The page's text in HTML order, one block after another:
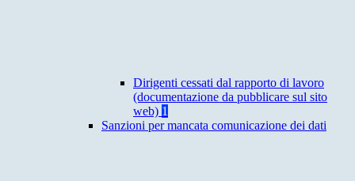
Dirigenti cessati dal rapporto di lavoro
(documentazione da pubblicare sul sito
web) 1
Sanzioni per mancata comunicazione dei dati